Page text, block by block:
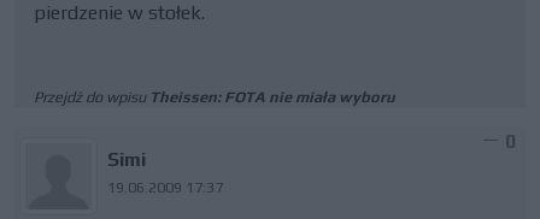
pierdzenie w stołek.
Przejdź do wpisu Theissen: FOTA nie miała wyboru
Simi
19.06.2009 17:37
0